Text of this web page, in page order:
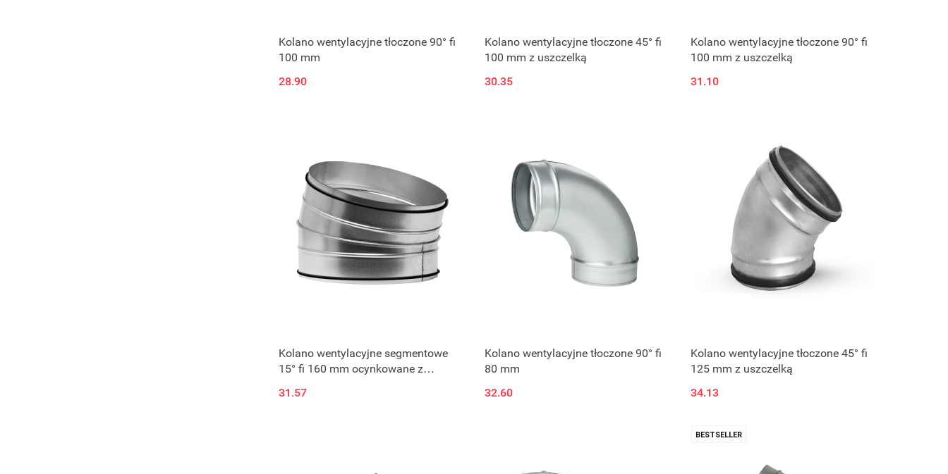
Kolano wentylacyjne tłoczone 90° fi
100 mm
28.90
Kolano wentylacyjne tłoczone 45° fi
100 mm z uszczelką
30.35
Kolano wentylacyjne tłoczone 90° fi
100 mm z uszczelką
31.10
Kolano wentylacyjne segmentowe
15° fi 160 mm ocynkowane z
31.57
Kolano wentylacyjne tłoczone 90° fi
80 mm
32.60
Kolano wentylacyjne tłoczone 45° fi
125 mm z uszczelką
34.13
BESTSELLER